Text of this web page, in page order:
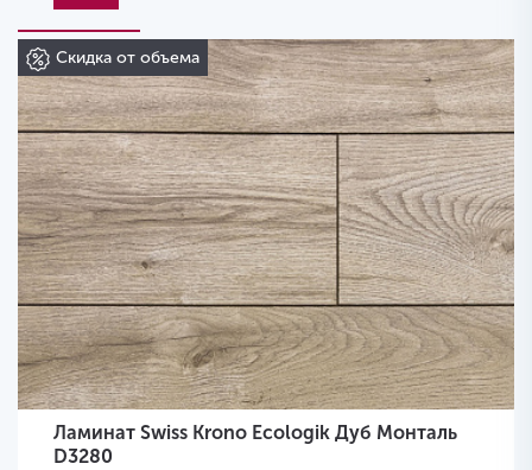
Скидка от объема
Ламинат Swiss Krono Ecologik Дуб Монталь
D3280